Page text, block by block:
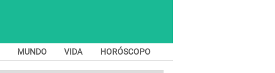
MUNDO VIDA HORÓSCOPO